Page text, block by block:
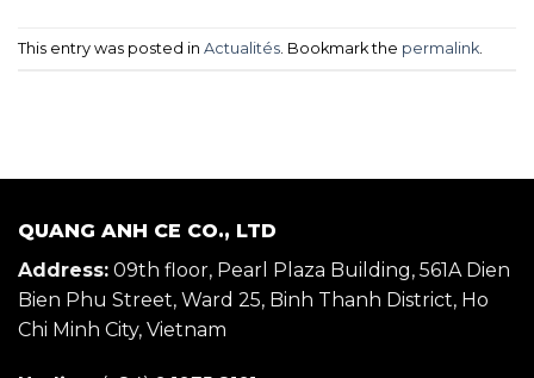
This entry was posted in Actualités . Bookmark the permalink
QUANG ANH CE CO., LTD
Address: 09th floor, Pearl Plaza Building, 561A Dien
Bien Phu Street, Ward 25, Binh Thanh District, Ho
Chi Minh City, Vietnam